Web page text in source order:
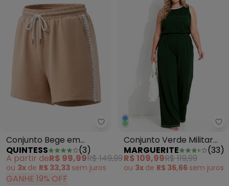
Quintess - Conjunto Bege em
Conjunto Bege em
Moletinho de Viscose
QUINTESS (3)
A partir deR$ 99,99R$ 149,99
ou 3x de R$ 33,33 sem juros
GANHE 19% OFF
Conjunto Verde Militar
em Malha
MARGUERITE (33)
R$ 109,99R$ 119,99
ou 3x de R$ 36,66 sem juros